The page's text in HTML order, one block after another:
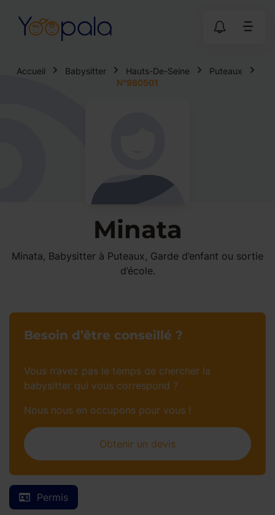
Accueil Babysitter Hauts-De-Seine
Puteaux
N°980501
Minata
Minata, Babysitter à Puteaux, Garde d’enfant ou sortie
d’école.
Permis
Besoin d’être conseillé ?
Vous n’avez pas le temps de chercher la
babysitter qui vous correspond ?
Nous nous en occupons pour vous !
Obtenir un devis